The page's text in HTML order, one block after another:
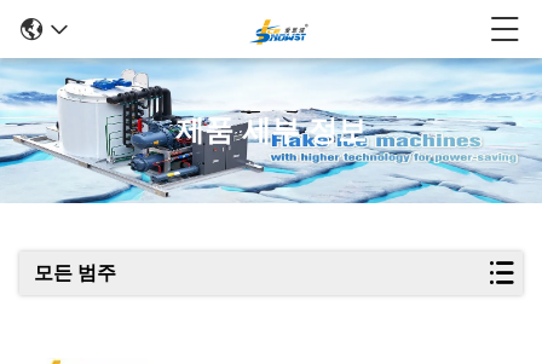
제품 세부 정보
모든 범주